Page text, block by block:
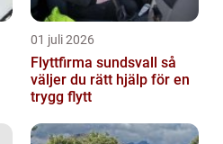
01 juli 2026
Flyttfirma sundsvall så
väljer du rätt hjälp för en
trygg flytt